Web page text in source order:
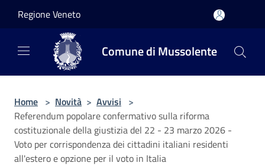
Regione Veneto
Comune di Mussolente
Home > Novità > Avvisi >
Referendum popolare confermativo sulla riforma
costituzionale della giustizia del 22 - 23 marzo 2026 -
Voto per corrispondenza dei cittadini italiani residenti
all'estero e opzione per il voto in Italia